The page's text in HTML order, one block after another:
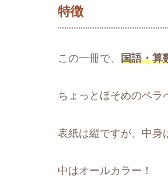
特徴
この一冊で、 国語・算
ちょっとほそめのペラ
表紙は縦ですが、中身
中はオールカラー！